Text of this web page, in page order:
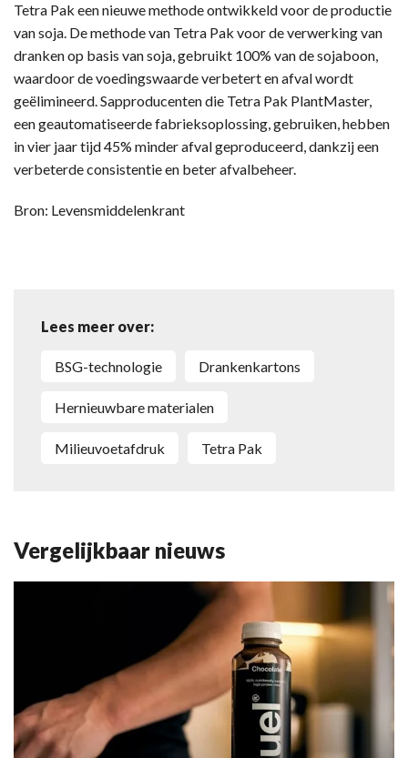
Tetra Pak een nieuwe methode ontwikkeld voor de productie
van soja. De methode van Tetra Pak voor de verwerking van
dranken op basis van soja, gebruikt 100% van de sojaboon,
waardoor de voedingswaarde verbetert en afval wordt
geëlimineerd. Sapproducenten die Tetra Pak PlantMaster,
een geautomatiseerde fabrieksoplossing, gebruiken, hebben
in vier jaar tijd 45% minder afval geproduceerd, dankzij een
verbeterde consistentie en beter afvalbeheer.
Bron: Levensmiddelenkrant
Lees meer over:
BSG-technologie drankenkartons
hernieuwbare materialen
milieuvoetafdruk Tetra Pak
Vergelijkbaar nieuws